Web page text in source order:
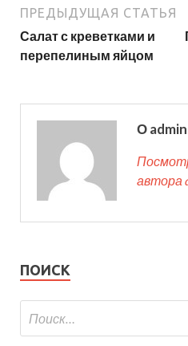
ПРЕДЫДУЩАЯ СТАТЬЯ
Салат с креветками и
перепелиным яйцом
О admin
автора
ПОИСК